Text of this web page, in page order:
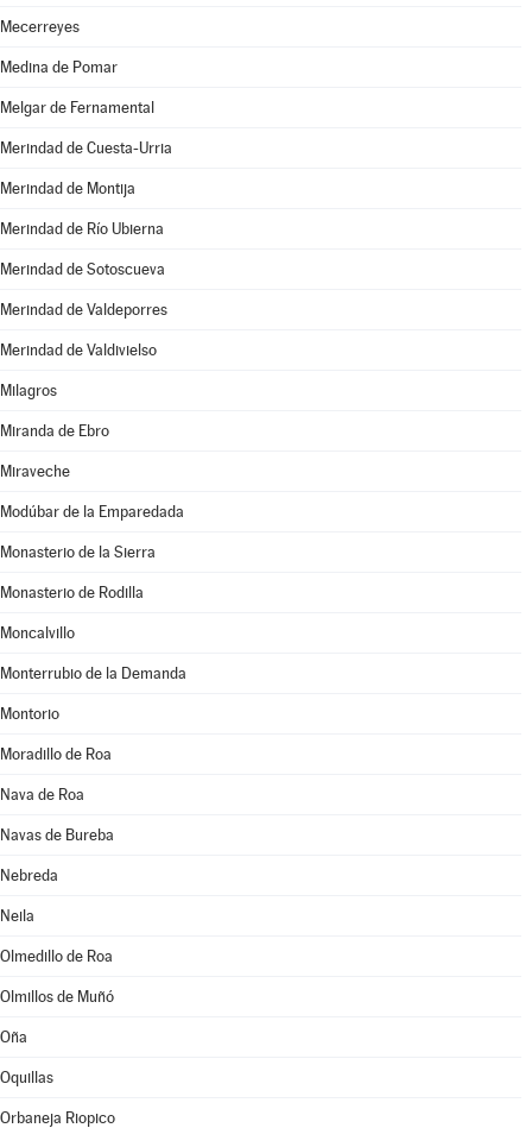
Mecerreyes
Medina de Pomar
Melgar de Fernamental
Merindad de Cuesta-Urria
Merindad de Montija
Merindad de Río Ubierna
Merindad de Sotoscueva
Merindad de Valdeporres
Merindad de Valdivielso
Milagros
Miranda de Ebro
Miraveche
Modúbar de la Emparedada
Monasterio de la Sierra
Monasterio de Rodilla
Moncalvillo
Monterrubio de la Demanda
Montorio
Moradillo de Roa
Nava de Roa
Navas de Bureba
Nebreda
Neila
Olmedillo de Roa
Olmillos de Muñó
Oña
Oquillas
Orbaneja Riopico